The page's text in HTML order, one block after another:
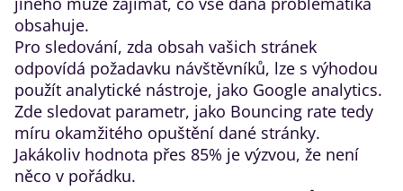
obsahuje.
Pro sledování, zda obsah vašich stránek
odpovídá požadavku návštěvníků, lze s výhodou
použít analytické nástroje, jako Google analytics.
Zde sledovat parametr, jako Bouncing rate tedy
míru okamžitého opuštění dané stránky.
Jakákoliv hodnota přes 85% je výzvou, že není
něco v pořádku.